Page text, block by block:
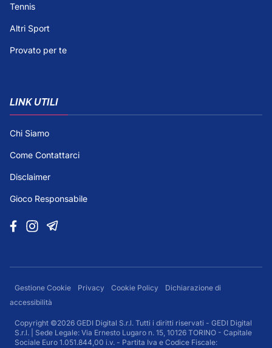
Tennis
Altri Sport
Provato per te
LINK UTILI
Chi Siamo
Come Contattarci
Disclaimer
Gioco Responsabile
Gestione Cookie Privacy Cookie Policy
Dichiarazione di
accessibilità
Copyright ©2026 GEDI Digital S.r.l. Tutti i diritti riservati - GEDI Digital
S.r.l. | Sede Legale: Via Ernesto Lugaro n. 15, 10126 TORINO - Capitale
Sociale Euro 1.051.844,00 i.v. - Partita Iva e Codice Fiscale: